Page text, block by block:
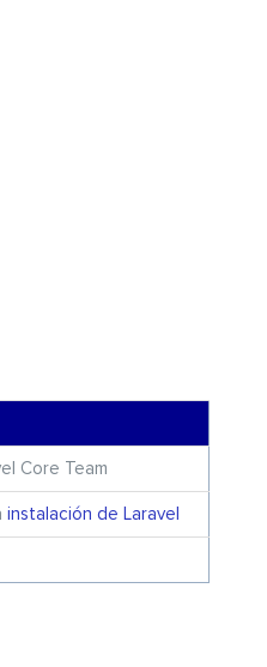
Core Team
instalación de Laravel